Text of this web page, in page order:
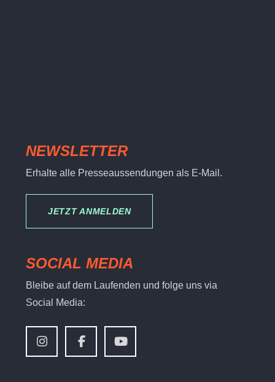
NEWSLETTER
Erhalte alle Presseaussendungen als E-Mail.
JETZT ANMELDEN
SOCIAL MEDIA
Bleibe auf dem Laufenden und folge uns via
Social Media: